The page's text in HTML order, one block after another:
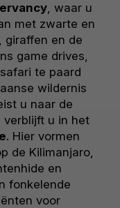
, waar u
met zwarte en
giraffen en de
game drives,
te paard
wildernis
u naar de
verblijft u in het
. Hier vormen
de Kilimanjaro,
en
fonkelende
voor